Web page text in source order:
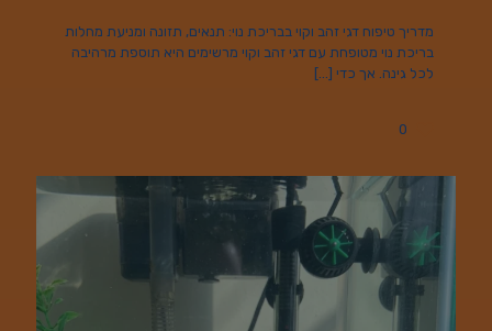
מדריך טיפוח דגי זהב וקוי בבריכת נוי: תנאים, תזונה ומניעת מחלות
בריכת נוי מטופחת עם דגי זהב וקוי מרשימים היא תוספת מרהיבה
לכל גינה. אך כדי […]
0